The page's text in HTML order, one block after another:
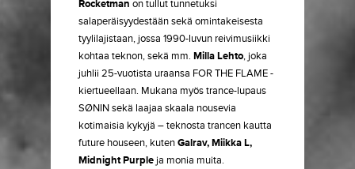
Rocketman on tullut tunnetuksi
salaperäisyydestään sekä omintakeisesta
tyylilajistaan, jossa 1990-luvun reivimusiikki
kohtaa teknon, sekä mm. Milla Lehto, joka
juhlii 25-vuotista uraansa FOR THE FLAME -
kiertueellaan. Mukana myös trance-lupaus
SØNIN sekä laajaa skaala nousevia
kotimaisia kykyjä – teknosta trancen kautta
future houseen, kutenGalrav, Miikka L,
Midnight Purple ja monia muita.